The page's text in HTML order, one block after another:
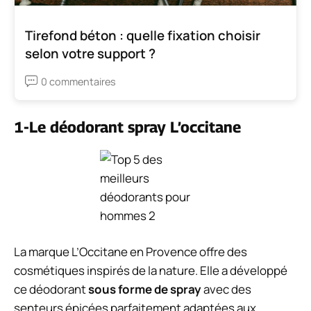
Tirefond béton : quelle fixation choisir
selon votre support ?
0 commentaires
1-Le déodorant spray L’occitane
La marqueL’Occitane en Provenceoffre des
cosmétiques inspirés de la nature. Elle a développé
ce déodorantsous forme de sprayavec des